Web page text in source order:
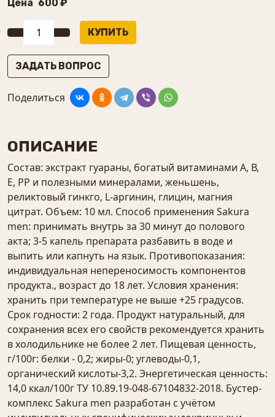
Цена 600 ₽
ЗАДАТЬ ВОПРОС
Поделиться
ОПИСАНИЕ
Состав: экстракт гуараны, богатый витаминами А, В,
Е, РР и полезными минералами, женьшень,
реликтовый гинкго, L-аргинин, глицин, магния
цитрат. Объем: 10 мл. Способ применения Sakura
men: принимать внутрь за 30 минут до полового
акта; 3-5 капель препарата разбавить в воде и
выпить или капнуть на язык. Противопоказания:
индивидуальная непереносимость компонентов
продукта., возраст до 18 лет. Условия хранения:
хранить при температуре не выше +25 градусов.
Срок годности: 2 года. Продукт натуральный, для
сохранения всех его свойств рекомендуется хранить
в холодильнике не более 2 лет. Пищевая ценность,
г/100г: белки - 0,2; жиры-0; углеводы-0,1,
органический кислоты-3,2. Энергетическая ценность:
14,0 ккал/100г ТУ 10.89.19-048-67104832-2018. Бустер-
комплекс Sakura men разработан с учётом